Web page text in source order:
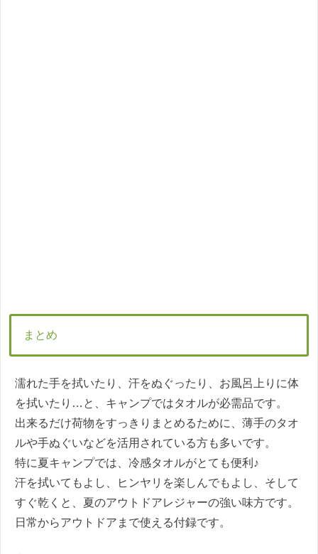
まとめ
濡れた手を拭いたり、汗をぬぐったり、お風呂上りに体
を拭いたり…と、キャンプではタオルが必需品です。
出来るだけ荷物をすっきりまとめるために、薄手のタオ
ルや手ぬぐいなどを活用されている方も多いです。
特に夏キャンプでは、冷感タオルがとても便利♪
汗を拭いてもよし、ヒンヤリを楽しんでもよし、そして
すぐ乾くと、夏のアウトドアレジャーの強い味方です。
日常からアウトドアまで使える付録です。